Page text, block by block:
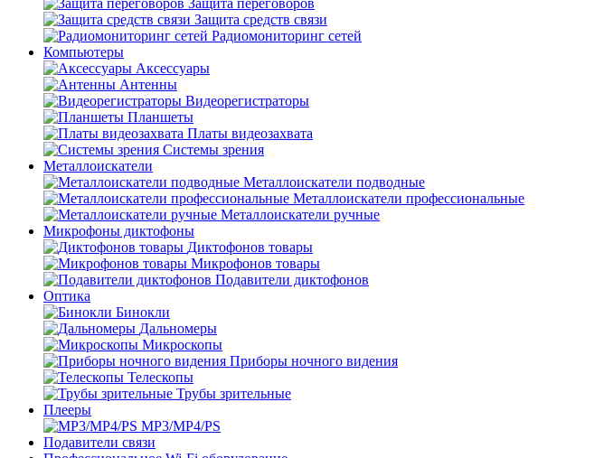
Защита переговоров
Защита средств связи
Радиомониторинг сетей
Компьютеры
Аксессуары
Антенны
Видеорегистраторы
Планшеты
Платы видеозахвата
Системы зрения
Металлоискатели
Металлоискатели подводные
Металлоискатели профессиональные
Металлоискатели ручные
Микрофоны диктофоны
Диктофонов товары
Микрофонов товары
Подавители диктофонов
Оптика
Бинокли
Дальномеры
Микроскопы
Приборы ночного видения
Телескопы
Трубы зрительные
Плееры
MP3/MP4/PS
Подавители связи